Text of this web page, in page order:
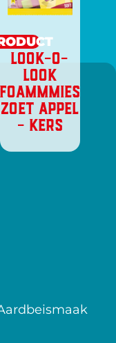
LOOK-O-
LOOK
FOAMMMIES
ZOET APPEL
- KERS